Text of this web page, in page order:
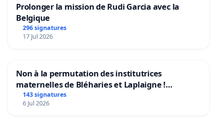
Prolonger la mission de Rudi Garcia avec la
Belgique
296 signatures
17 Jul 2026
Non à la permutation des institutrices
maternelles de Bléharies et Laplaigne !
Préservons la stabilité de nos enfants.
143 signatures
6 Jul 2026